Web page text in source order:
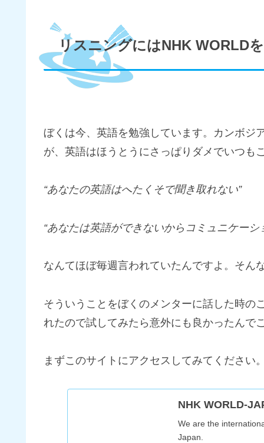
リスニングにはNHK WORLD
ぼくは今、英語を勉強しています。カンボジ
が、英語はほうとうにさっぱりダメでいつも
“あなたの英語はへたくそで聞き取れない”
“あなたは英語ができないからコミュニケーシ
なんてほぼ毎週言われていたんですよ。そん
そういうことをぼくのメンターに話した時の
れたので試してみたら意外にも良かったんで
まずこのサイトにアクセスしてみてください
NHK WORLD-
We are the
Japan.